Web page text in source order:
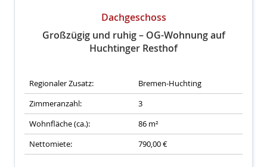
Dachgeschoss
Großzügig und ruhig – OG-Wohnung auf
Huchtinger Resthof
Regionaler Zusatz:
Bremen-Huchting
Zimmeranzahl:
3
Wohnfläche (ca.):
86 m²
Nettomiete:
790,00 €